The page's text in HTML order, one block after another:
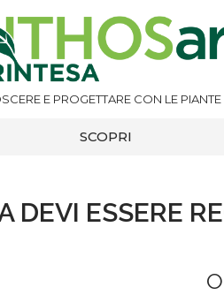
E PROGETTARE CON LE
SCOPRI
DEVI ESSERE